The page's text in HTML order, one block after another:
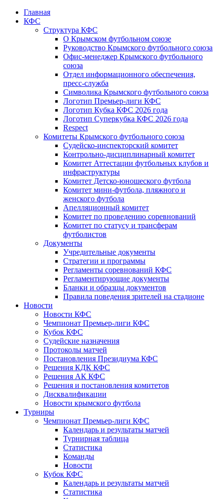
Главная
КФС
Структура КФС
О Крымском футбольном союзе
Руководство Крымского футбольного союза
Офис-менеджер Крымского футбольного
союза
Отдел информационного обеспечения,
пресс-служба
Символика Крымского футбольного союза
Логотип Премьер-лиги КФС
Логотип Кубка КФС 2026 года
Логотип Суперкубка КФС 2026 года
Respect
Комитеты Крымского футбольного союза
Судейско-инспекторский комитет
Контрольно-дисциплинарный комитет
Комитет Аттестации футбольных клубов и
инфраструктуры
Комитет Детско-юношеского футбола
Комитет мини-футбола, пляжного и
женского футбола
Апелляционный комитет
Комитет по проведению соревнований
Комитет по статусу и трансферам
футболистов
Документы
Учредительные документы
Стратегии и программы
Регламенты соревнований КФС
Регламентирующие документы
Бланки и образцы документов
Правила поведения зрителей на стадионе
Новости
Новости КФС
Чемпионат Премьер-лиги КФС
Кубок КФС
Судейские назначения
Протоколы матчей
Постановления Президиума КФС
Решения КДК КФС
Решения АК КФС
Решения и постановления комитетов
Дисквалификации
Новости крымского футбола
Турниры
Чемпионат Премьер-лиги КФС
Календарь и результаты матчей
Турнирная таблица
Статистика
Команды
Новости
Кубок КФС
Календарь и результаты матчей
Статистика